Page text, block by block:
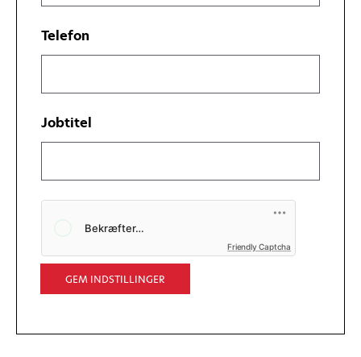
Telefon
Jobtitel
Friendly Captchain
a
GEM INDSTILLINGER